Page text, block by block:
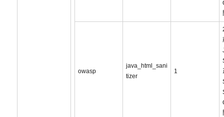
owasp
java_html_sani
tizer
1